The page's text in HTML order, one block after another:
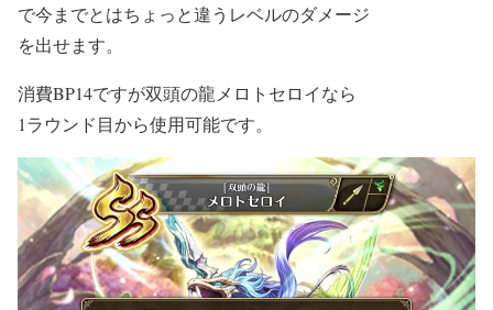
で今までとはちょっと違うレベルのダメージ
を出せます。
消費BP14ですが双頭の龍メロトセロイなら
1ラウンド目から使用可能です。